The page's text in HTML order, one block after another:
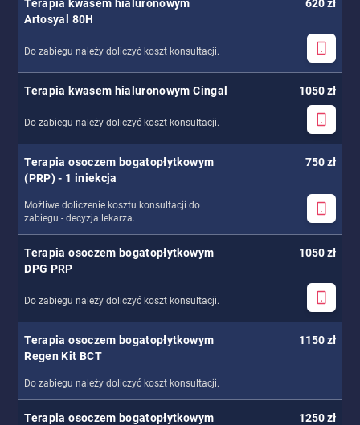
Terapia kwasem hialuronowym
Artosyal 80H
Do zabiegu należy doliczyć koszt konsultacji.
620 zł
Terapia kwasem hialuronowym Cingal
Do zabiegu należy doliczyć koszt konsultacji.
1050 zł
Terapia osoczem bogatopłytkowym
(PRP) - 1 iniekcja
Możliwe doliczenie kosztu konsultacji do
zabiegu - decyzja lekarza.
750 zł
Terapia osoczem bogatopłytkowym
DPG PRP
Do zabiegu należy doliczyć koszt konsultacji.
1050 zł
Terapia osoczem bogatopłytkowym
Regen Kit BCT
Do zabiegu należy doliczyć koszt konsultacji.
1150 zł
Terapia osoczem bogatopłytkowym
1250 zł